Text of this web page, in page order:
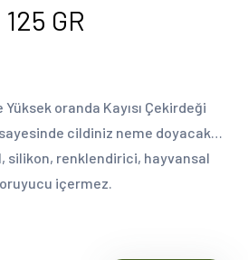
GR
oranda Kayısı Çekirdeği
cildiniz neme doyacak…
silikon, renklendirici, hayvansal
içermez.